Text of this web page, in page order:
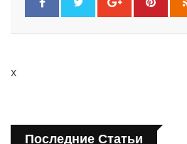
x
Последние Статьи